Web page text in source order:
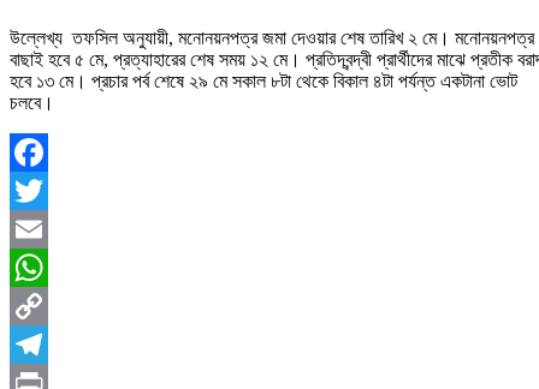
উল্লেখ্যতফসিল অনুযায়ী, মনোনয়নপত্র জমা দেওয়ার শেষ তারিখ ২ মে। মনোনয়নপত্র
বাছাই হবে ৫ মে, প্রত্যাহারের শেষ সময় ১২ মে। প্রতিদ্বন্দ্বী প্রার্থীদের মাঝে প্রতীক
হবে ১৩ মে। প্রচার পর্ব শেষে ২৯ মে সকাল ৮টা থেকে বিকাল ৪টা পর্যন্ত একটানা ভোট
চলবে।
Facebook
Twitter
Email
WhatsApp
Copy
Link
Telegram